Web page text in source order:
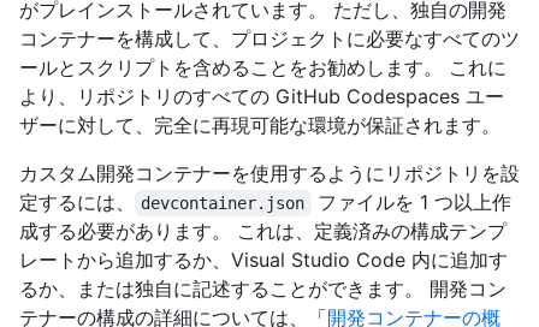
がプレインストールされています。 ただし、独自の開発
コンテナーを構成して、プロジェクトに必要なすべてのツ
ールとスクリプトを含めることをお勧めします。 これに
より、リポジトリのすべての GitHub Codespaces ユー
ザーに対して、完全に再現可能な環境が保証されます。
カスタム開発コンテナーを使用するようにリポジトリを設
定するには、
devcontainer.json
ファイルを 1 つ以上作
成する必要があります。 これは、定義済みの構成テンプ
レートから追加するか、Visual Studio Code 内に追加す
るか、または独自に記述することができます。 開発コン
テナーの構成の詳細については、「開発コンテナーの概